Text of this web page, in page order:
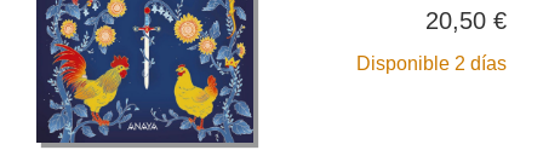
20,50 €
Disponible 2 días